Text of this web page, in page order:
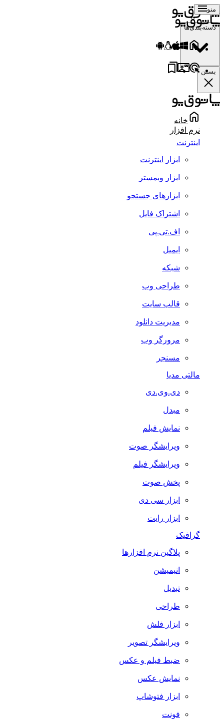
منو
دسته‌بندی‌ها
بستن
خانه
نرم افزار
اینترنت
ابزار اینترنت
ابزار وبمستر
ابزارهای جستجو
اشتراک فایل
اف.تی.پی
ایمیل
شبکه
طراحی وب
قالب سایت
مدیریت دانلود
مرورگر وب
مسنجر
مالتی مدیا
دی.وی.دی
مبدل
نمایش فیلم
ویرایشگر صوت
ویرایشگر فیلم
پخش صوت
ابزار سی دی
ابزار رایت
گرافیک
پلاگین نرم افزارها
انیمیشن
تبدیل
طراحی
ابزار فلش
ویرایشگر تصویر
ضبط فيلم و عكس
نمایش عکس
ابزار فتوشاپ
فونت